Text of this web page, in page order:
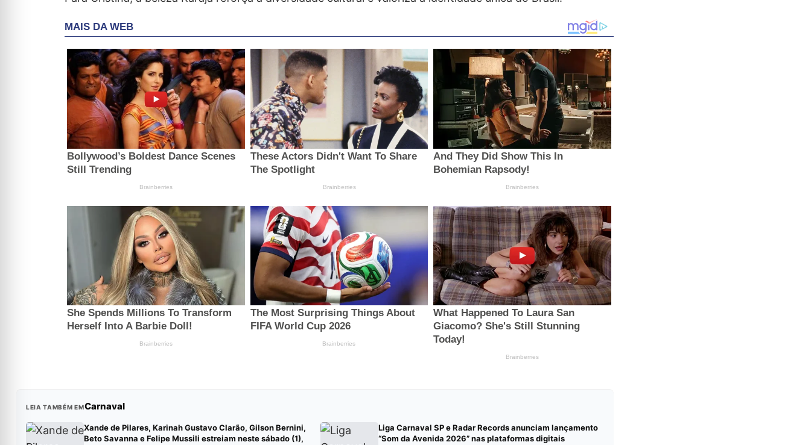
LEIA TAMBÉM EMCarnaval
Xande de Pilares, Karinah Gustavo Clarão, Gilson Bernini,
Beto Savanna e Felipe Mussili estreiam neste sábado (1),
Liga Carnaval SP e Radar Records anunciam lançamento
“Som da Avenida 2026” nas plataformas digitais